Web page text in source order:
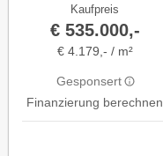
Kaufpreis
€ 535.000,-
€ 4.179,- / m²
Gesponsert
Finanzierung berechnen